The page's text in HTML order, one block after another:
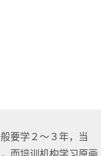
要学２～３年，当